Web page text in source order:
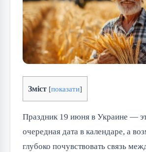
Зміст [показати]
Праздник 19 июня в Украине —
очередная дата в календаре, а
глубоко почувствовать связь